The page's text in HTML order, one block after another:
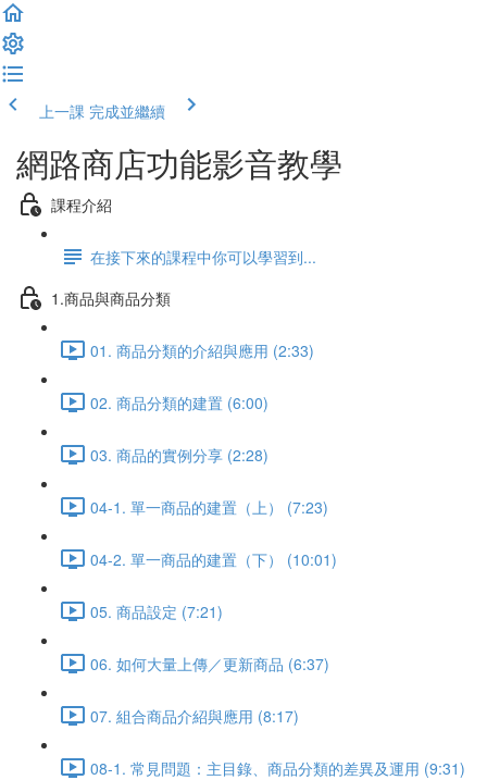
上一課 完成並繼續
網路商店功能影音教學
課程介紹
在接下來的課程中你可以學習到...
1.商品與商品分類
01. 商品分類的介紹與應用 (2:33)
02. 商品分類的建置 (6:00)
03. 商品的實例分享 (2:28)
04-1. 單一商品的建置（上） (7:23)
04-2. 單一商品的建置（下） (10:01)
05. 商品設定 (7:21)
06. 如何大量上傳／更新商品 (6:37)
07. 組合商品介紹與應用 (8:17)
08-1. 常見問題：主目錄、商品分類的差異及運用 (9:31)